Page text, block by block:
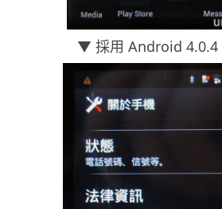
▼ 採用 Android 4.0.4